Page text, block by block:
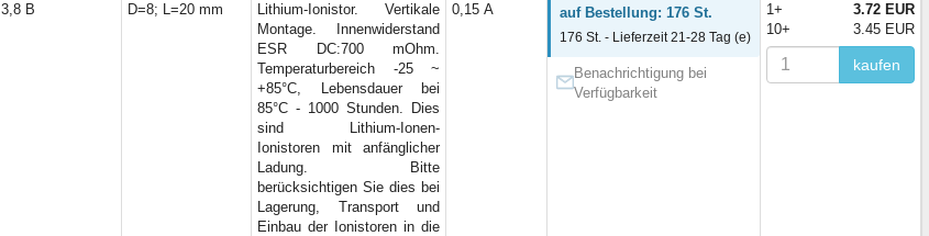
3,8 В D=8; L=20 mm
Lithium-Ionistor. Vertikale
Montage. Innenwiderstand
ESR DC:700 mOhm.
Temperaturbereich -25 ~
+85°C, Lebensdauer bei
85°C - 1000 Stunden. Dies
sind Lithium-Ionen-
Ionistoren mit anfänglicher
Ladung. Bitte
berücksichtigen Sie dies bei
Lagerung, Transport und
Einbau der Ionistoren in die
0,15 А auf Bestellung: 176 St.
176 St. - Lieferzeit 21-28 Tag (e)
Benachrichtigung bei
Verfügbarkeit
1+
3.72 EUR
10+
3.45 EUR
kaufen